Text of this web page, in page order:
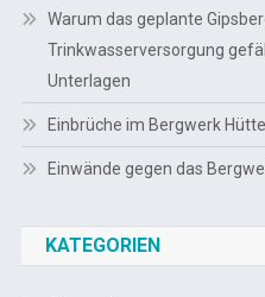
Warum das geplante
Trinkwasserversorgung
Unterlagen
Einbrüche im Bergwerk
Einwände gegen das
KATEGORIEN